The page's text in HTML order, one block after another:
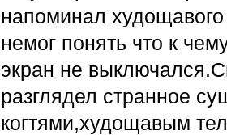
напоминал
немог понять что к
экран не
разглядел странное
когтями,худощавым